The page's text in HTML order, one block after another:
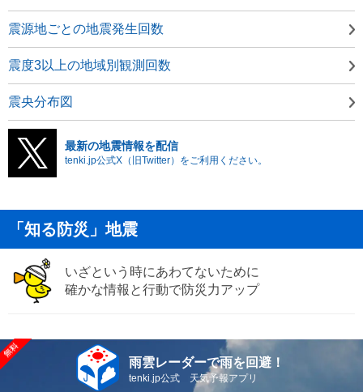
震源地ごとの地震発生回数
震度3以上の地域別観測回数
震央分布図
最新の地震情報を配信
tenki.jp公式X（旧Twitter）をご利用ください。
「知る防災」地震
いざという時にあわてないために
確かな情報と行動で防災力アップ
雨雲レーダーで雨を回避！
tenki.jp公式 天気予報アプリ